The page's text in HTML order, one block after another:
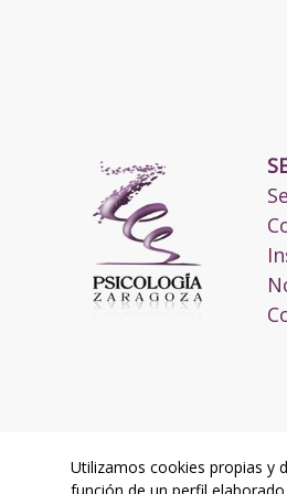
Utilizamos cookies propias y